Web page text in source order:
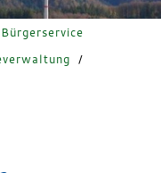
Bürgerservice
/